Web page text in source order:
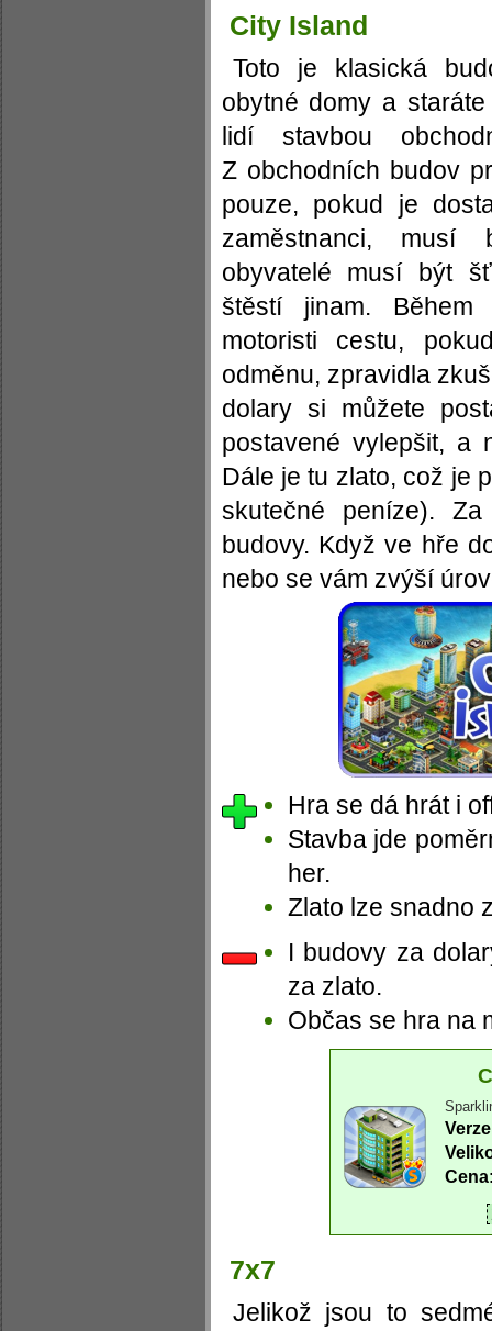
City Island
Toto je klasická
obytné domy a
lidí stavbou
Z obchodních budov
pouze, pokud je
zaměstnanci,
obyvatelé musí být
štěstí jinam.
motoristi cestu,
odměnu, zpravidla
dolary si můžete
postavené vylepšit, a
Dále je tu zlato, což je
skutečné peníze).
budovy. Když ve hře
nebo se vám zvýší
Hra se dá hrát i
Stavba jde
her.
Zlato lze snadno
I budovy za
za zlato.
Občas se hra na
7x7
Jelikož jsou to